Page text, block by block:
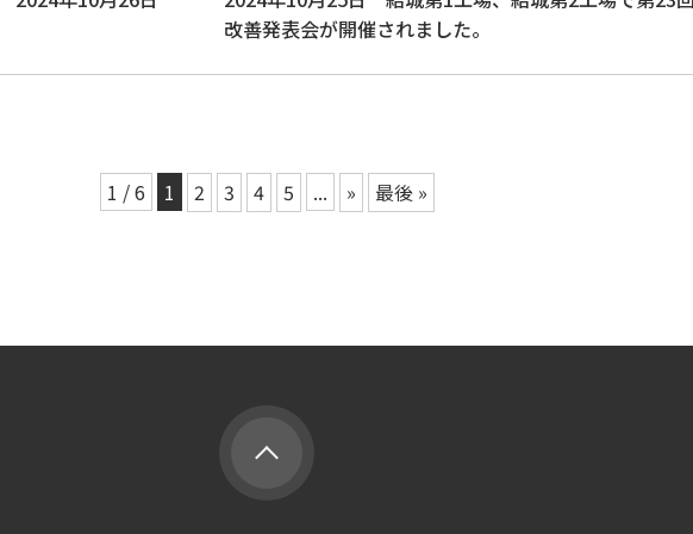
改善発表会が開催されました。
1 / 6 1 2 3 4 5 ... » 最後 »